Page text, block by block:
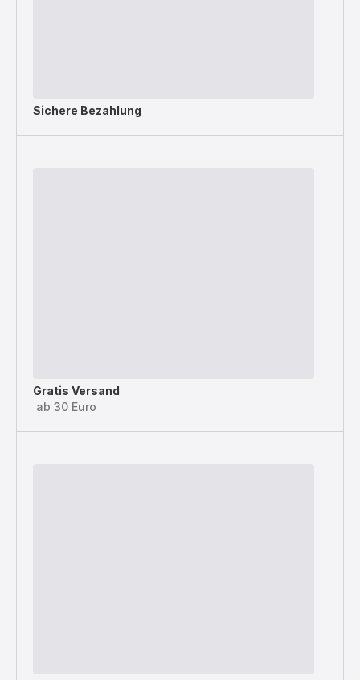
Sichere Bezahlung
Gratis Versand
ab 30 Euro